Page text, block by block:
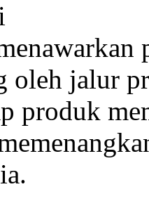
oleh jalur
produk